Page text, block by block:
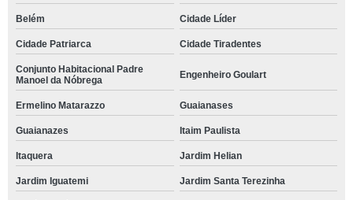
Belém Cidade Líder
Cidade Patriarca Cidade Tiradentes
Conjunto Habitacional Padre
Manoel da Nóbrega
Engenheiro Goulart
Ermelino Matarazzo Guaianases
Guaianazes Itaim Paulista
Itaquera Jardim Helian
Jardim Iguatemi Jardim Santa Terezinha